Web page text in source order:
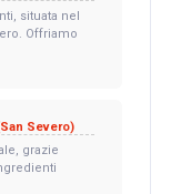
situata nel
Offriamo
Severo)
grazie